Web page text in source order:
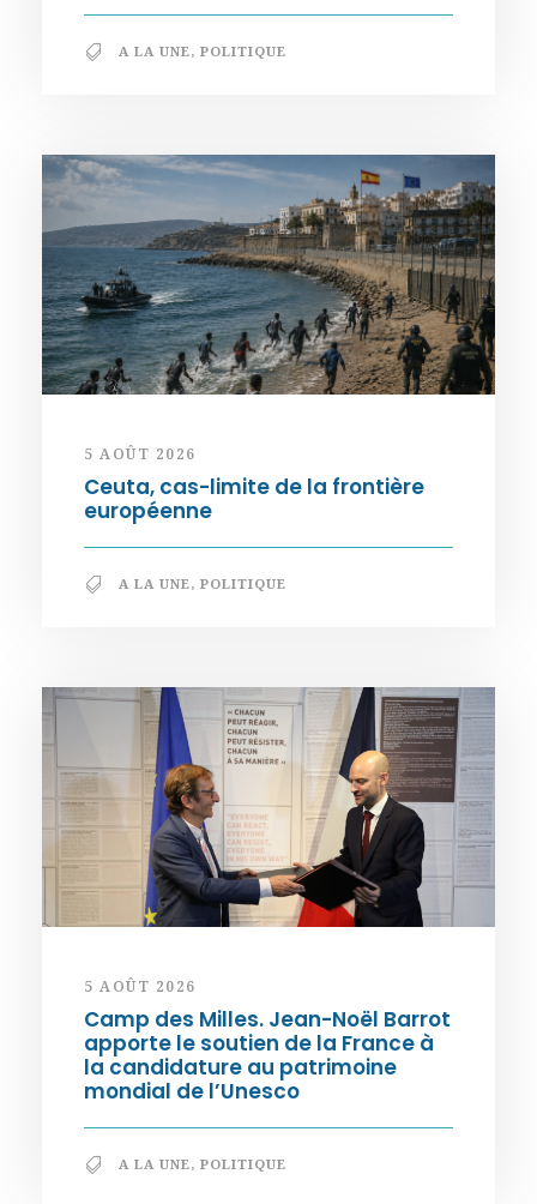
A LA UNE, POLITIQUE
5 AOÛT 2026
Ceuta, cas-limite de la frontière
européenne
A LA UNE, POLITIQUE
5 AOÛT 2026
Camp des Milles. Jean-Noël Barrot
apporte le soutien de la France à
la candidature au patrimoine
mondial de l’Unesco
A LA UNE, POLITIQUE